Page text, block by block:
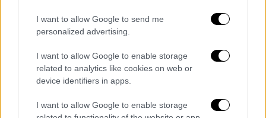
I want to allow Google to send me
personalized advertising.
I want to allow Google to enable storage
related to analytics like cookies on web or
device identifiers in apps.
I want to allow Google to enable storage
Ζευγάρια-έκπληξη με ανατρεπτικές
συμπράξεις αγαπημένων προσώπων από τον
καλλιτεχνών, ανεβαίνουν στη σκηνή για να